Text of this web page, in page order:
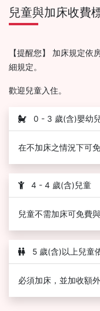
兒童與加床收費
【提醒您】 加床規定依
細規定。
歡迎兒童入住。
0 - 3 歲(含)嬰幼
在不加床之情況下可
4 - 4 歲(含)兒童
兒童不需加床可免費
5 歲(含)以上兒童
必須加床，並加收額外